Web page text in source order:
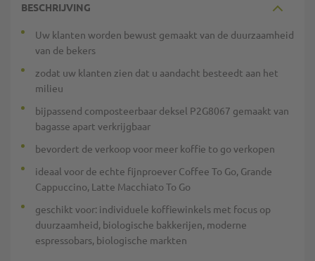
BESCHRIJVING
Uw klanten worden bewust gemaakt van de duurzaamheid
van de bekers
zodat uw klanten zien dat u aandacht besteedt aan het
milieu
bijpassend composteerbaar deksel P2G8067 gemaakt van
bagasse apart verkrijgbaar
bevordert de verkoop voor meer koffie to go verkopen
ideaal voor de echte fijnproever Coffee To Go, Grande
Cappuccino, Latte Macchiato To Go
geschikt voor: individuele koffiewinkels met focus op
duurzaamheid, biologische bakkerijen, moderne
espressobars, biologische markten